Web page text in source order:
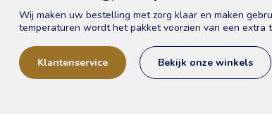
Wij maken uw bestelling met zorg klaar en maken
temperaturen wordt het pakket voorzien van een extra
Klantenservice Bekijk onze winkels